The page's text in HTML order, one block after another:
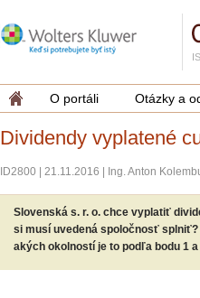
O portáli Otázky a
Dividendy vyplatené
ID2800 21.11.2016 Ing. Anton
Slovenská s. r. o. chce vyplatiť
si musí uvedená spoločnosť
akých okolností je to podľa bodu 1